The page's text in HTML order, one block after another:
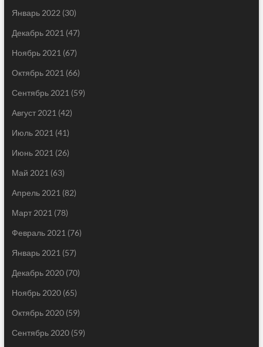
Январь 2022 (30)
Декабрь 2021 (47)
Ноябрь 2021 (67)
Октябрь 2021 (66)
Сентябрь 2021 (59)
Август 2021 (42)
Июль 2021 (41)
Июнь 2021 (26)
Май 2021 (63)
Апрель 2021 (82)
Март 2021 (78)
Февраль 2021 (76)
Январь 2021 (57)
Декабрь 2020(70)
Ноябрь 2020(65)
Октябрь 2020(59)
Сентябрь 2020(59)